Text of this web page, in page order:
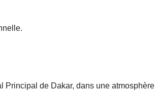
Principal de Dakar, dans une atmosphère